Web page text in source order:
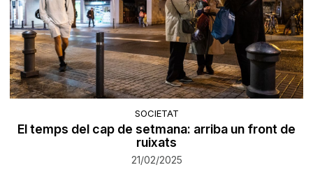
SOCIETAT
El temps del cap de setmana: arriba un front de
ruixats
21/02/2025